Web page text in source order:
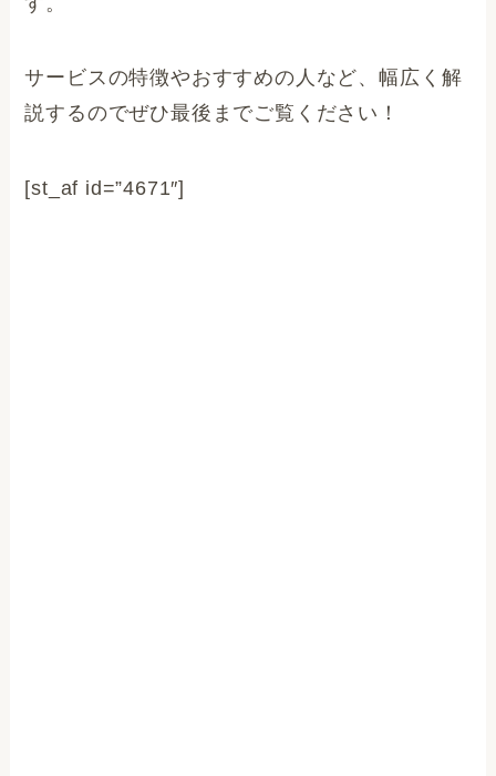
サービスの特徴やおすすめの人など、幅広く解
説するのでぜひ最後までご覧ください！
[st_af id=”4671″]